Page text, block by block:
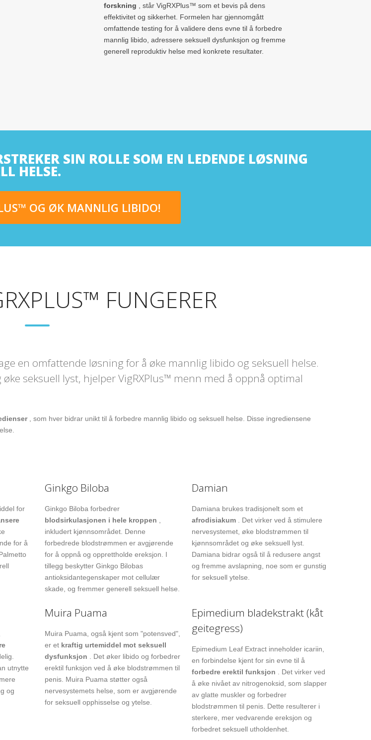
forskning , står VigRXPlus™ som et bevis på dens
effektivitet og sikkerhet. Formelen har gjennomgått
omfattende testing for å validere dens evne til å forbedre
mannlig libido, adressere seksuell dysfunksjon og fremme
generell reproduktiv helse med konkrete resultater.
SIN ROLLE SOM EN LEDENDE LØSNING
HELSE.
OG ØK MANNLIG LIBIDO!
FUNGERER
en omfattende løsning for å øke mannlig libido og seksuell helse.
seksuell lyst, hjelper VigRXPlus™ menn med å oppnå optimal
, som hver bidrar unikt til å forbedre mannlig libido og seksuell helse. Disse ingrediensene
for
for å
Ginkgo Biloba
Ginkgo Biloba forbedrer
blodsirkulasjonen i hele kroppen ,
inkludert kjønnsområdet. Denne
forbedrede blodstrømmen er avgjørende
for å oppnå og opprettholde ereksjon. I
tillegg beskytter Ginkgo Bilobas
antioksidantegenskaper mot cellulær
skade, og fremmer generell seksuell helse.
Damian
Damiana brukes tradisjonelt som et
afrodisiakum . Det virker ved å stimulere
nervesystemet, øke blodstrømmen til
kjønnsområdet og øke seksuell lyst.
Damiana bidrar også til å redusere angst
og fremme avslapning, noe som er gunstig
for seksuell ytelse.
utnytte
og
Muira Puama
Muira Puama, også kjent som "potensved",
er et kraftig urtemiddel mot seksuell
dysfunksjon . Det øker libido og forbedrer
erektil funksjon ved å øke blodstrømmen til
penis. Muira Puama støtter også
nervesystemets helse, som er avgjørende
for seksuell opphisselse og ytelse.
Epimedium bladekstrakt (kåt
geitegress)
Epimedium Leaf Extract inneholder icariin,
en forbindelse kjent for sin evne til å
forbedre erektil funksjon . Det virker ved
å øke nivået av nitrogenoksid, som slapper
av glatte muskler og forbedrer
blodstrømmen til penis. Dette resulterer i
sterkere, mer vedvarende ereksjon og
forbedret seksuell utholdenhet.